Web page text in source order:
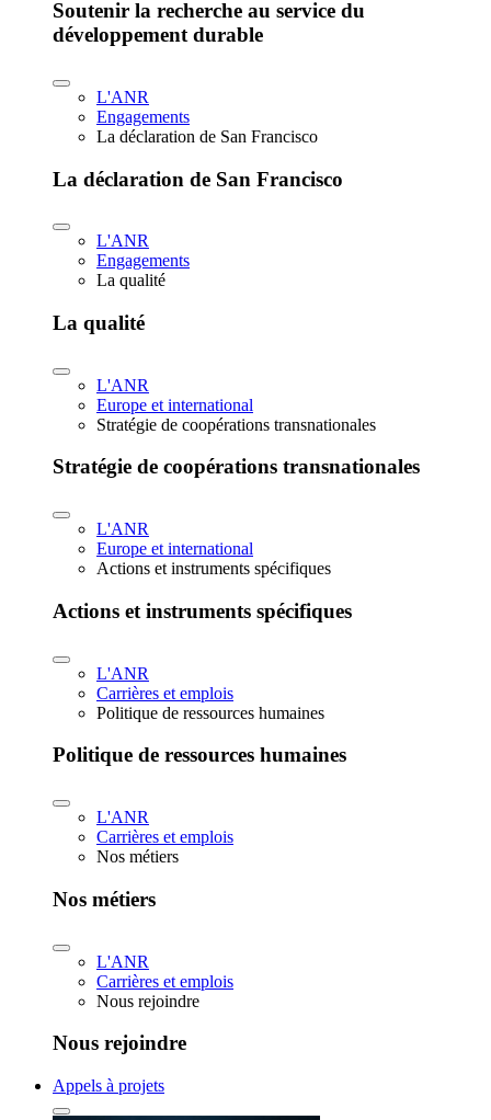
Soutenir la recherche au service du
développement durable
L'ANR
Engagements
La déclaration de San Francisco
La déclaration de San Francisco
L'ANR
Engagements
La qualité
La qualité
L'ANR
Europe et international
Stratégie de coopérations transnationales
Stratégie de coopérations transnationales
L'ANR
Europe et international
Actions et instruments spécifiques
Actions et instruments spécifiques
L'ANR
Carrières et emplois
Politique de ressources humaines
Politique de ressources humaines
L'ANR
Carrières et emplois
Nos métiers
Nos métiers
L'ANR
Carrières et emplois
Nous rejoindre
Nous rejoindre
Appels à projets